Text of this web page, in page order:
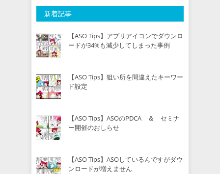
新着記事
【ASO Tips】アプリアイコンでダウンロ
ードが34%も減少してしまった事例
【ASO Tips】狙い所を間違えたキーワー
ド設定
【ASO Tips】ASOのPDCA ＆ セミナ
ー開催のおしらせ
【ASO Tips】ASOしているんですがダウ
ンロードが増えません